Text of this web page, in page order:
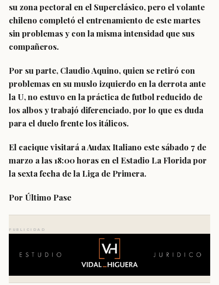
su zona pectoral en el Superclásico, pero el volante
chileno completó el entrenamiento de este martes
sin problemas y con la misma intensidad que sus
compañeros.
Por su parte, Claudio Aquino, quien se retiró con
problemas en su muslo izquierdo en la derrota ante
la U,no estuvo en la práctica de futbol reducido de
los albos y trabajó diferenciado, por lo que es duda
para el duelo frente los itálicos.
El cacique visitará a Audax Italiano este sábado 7 de
marzo a las 18:00 horas en el Estadio La Florida por
la sexta fecha de la Liga de Primera.
Por Último Pase
PUBLICIDAD